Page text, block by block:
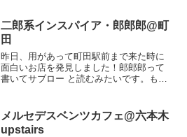
はオムライスプレートを頼...
二郎系インスパイア・郎郎郎@町
田
昨日、用があって町田駅前まで来た時に
面白いお店を発見しました！郎郎郎って
書いてサブロー と読むみたいです。も、
さかのまさかのここで出会えるなんて❤︎
口コミ読んでコール方...
メルセデスベンツカフェ@六本木
upstairs